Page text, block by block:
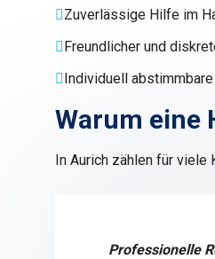
Zuverlässige Hilfe im
Freundlicher und
Individuell
Warum eine
In Aurich zählen für viele
Professionelle